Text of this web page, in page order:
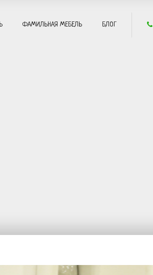
ФАМИЛЬНАЯ МЕБЕЛЬ БЛОГ